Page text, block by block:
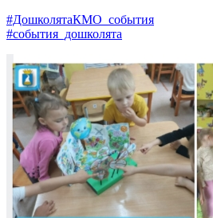
#ДошколятаКМО_события
#события_дошколята